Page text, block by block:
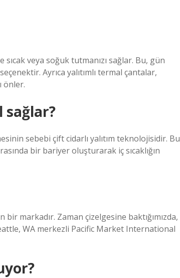
veya soğuk tutmanızı sağlar. Bu, gün
Ayrıca yalıtımlı termal çantalar,
önler.
sağlar?
sebebi çift cidarlı yalıtım teknolojisidir. Bu
bir bariyer oluşturarak iç sıcaklığın
markadır. Zaman çizelgesine baktığımızda,
WA merkezli Pacific Market International